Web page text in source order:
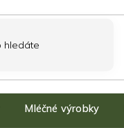
Mléčné výrobky